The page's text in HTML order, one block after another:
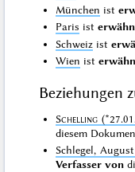
München ist
Paris ist
Schweiz ist
Wien ist
Beziehungen
Schelling
diesem
Schlegel,
Verfasser von